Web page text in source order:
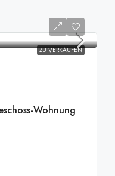
ZU VERKAUFEN
Wohnung